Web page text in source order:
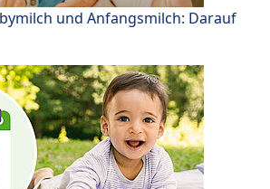
und Anfangsmilch: Darauf